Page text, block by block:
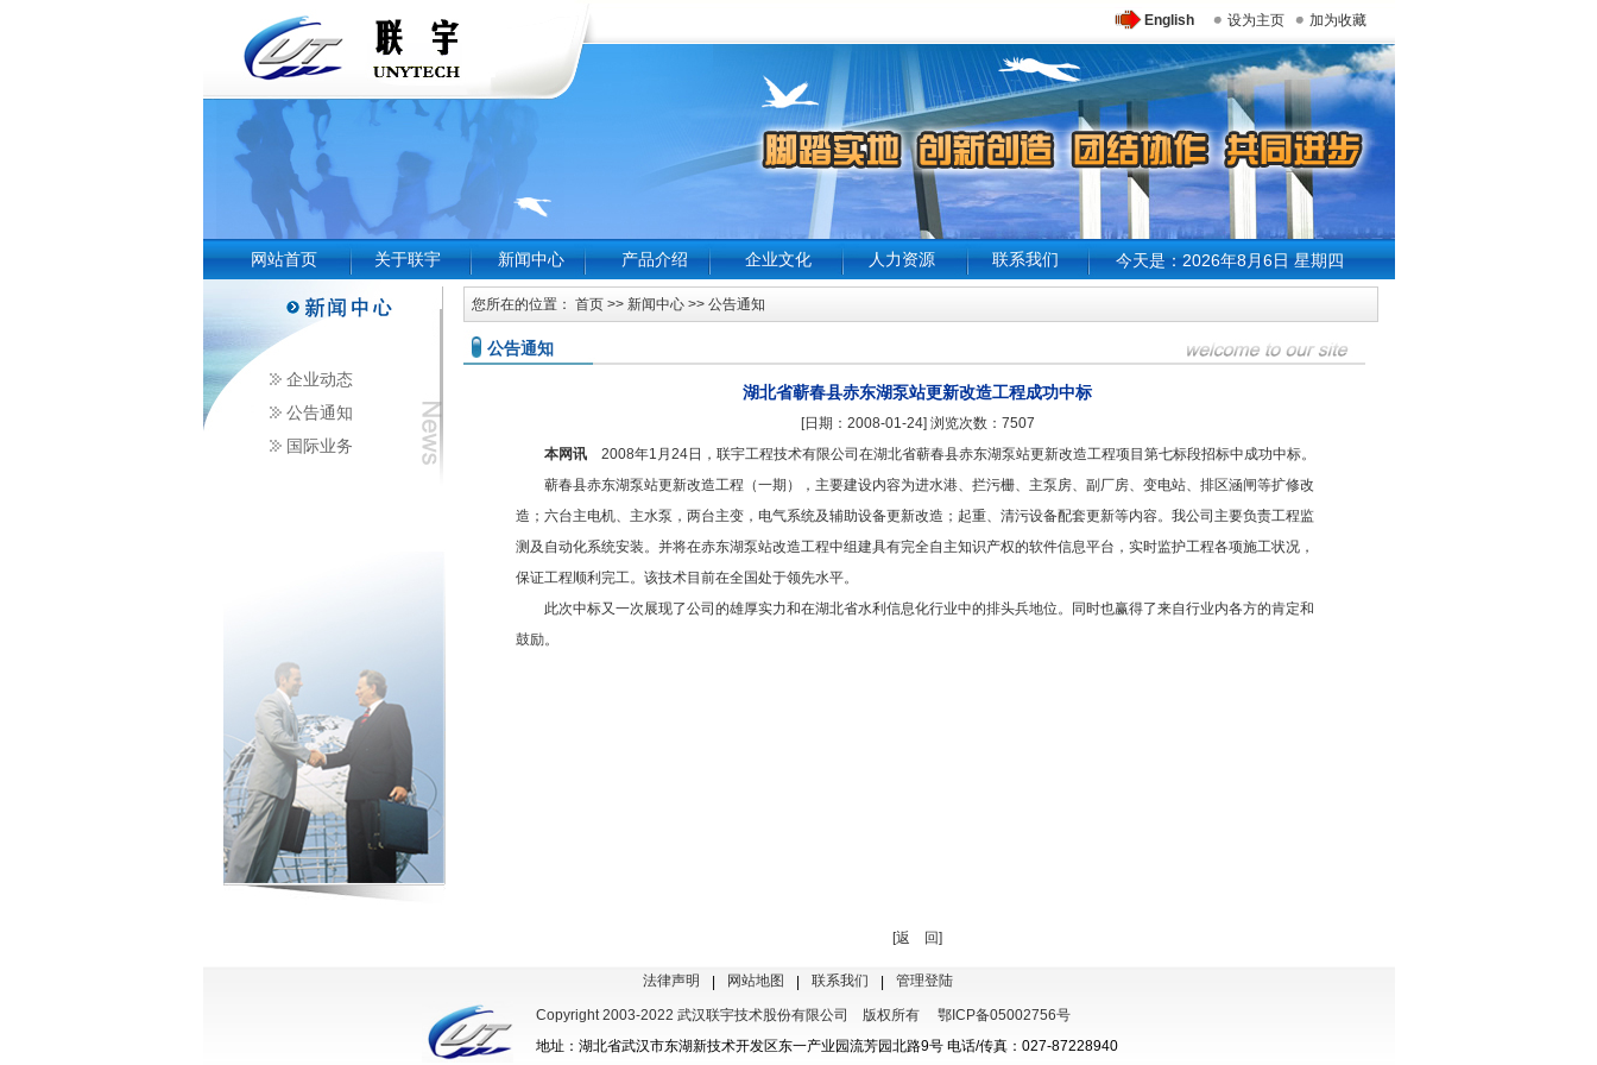
English 设为主页 加为收藏
网站首页 关于联宇 新闻中心 产品介绍 企业文化 人力资源 联系我们 今天是：2026年8月6日 星期四
企业动态
公告通知
国际业务
您所在的位置： 首页 >> 新闻中心 >> 公告通知
公告通知
湖北省蕲春县赤东湖泵站更新改造工程成功中标
[日期：2008-01-24] 浏览次数：7507
本网讯 2008年1月24日，联宇工程技术有限公司在湖北省蕲春县赤东湖泵站更新改造工程项目第七标段招标中成功中标。
蕲春县赤东湖泵站更新改造工程（一期），主要建设内容为进水港、拦污栅、主泵房、副厂房、变电站、排区涵闸等扩修改
造；六台主电机、主水泵，两台主变，电气系统及辅助设备更新改造；起重、清污设备配套更新等内容。我公司主要负责工程监
测及自动化系统安装。并将在赤东湖泵站改造工程中组建具有完全自主知识产权的软件信息平台，实时监护工程各项施工状况，
保证工程顺利完工。该技术目前在全国处于领先水平。
此次中标又一次展现了公司的雄厚实力和在湖北省水利信息化行业中的排头兵地位。同时也赢得了来自行业内各方的肯定和
鼓励。
[返 回]
法律声明 网站地图 联系我们 管理登陆
Copyright 2003-2022 武汉联宇技术股份有限公司 版权所有 鄂ICP备05002756号
地址：湖北省武汉市东湖新技术开发区东一产业园流芳园北路9号 电话/传真：027-87228940